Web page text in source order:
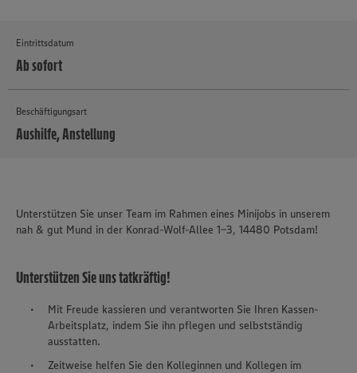
Eintrittsdatum
Ab sofort
Beschäftigungsart
Aushilfe, Anstellung
Unterstützen Sie unser Team im Rahmen eines Minijobs in unserem
nah & gut Mund in der Konrad-Wolf-Allee 1-3, 14480 Potsdam!
Unterstützen Sie uns tatkräftig!
Mit Freude kassieren und verantworten Sie Ihren Kassen-
Arbeitsplatz, indem Sie ihn pflegen und selbstständig
ausstatten.
Zeitweise helfen Sie den Kolleginnen und Kollegen im